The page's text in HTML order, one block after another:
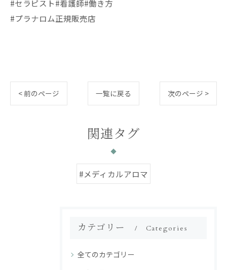
#セラピスト#看護師#働き方
#プラナロム正規販売店
< 前のページ 一覧に戻る 次のページ >
関連タグ
#メディカルアロマ
カテゴリー Categories
全てのカテゴリー